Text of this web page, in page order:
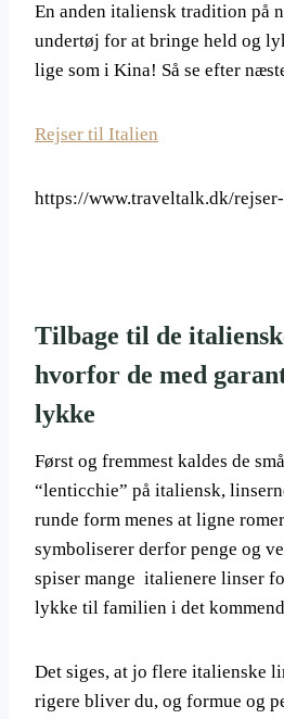
En anden italiensk tradition på
undertøj for at bringe held og
lige som i Kina! Så se efter
Rejser til Italien
https://www.traveltalk.dk/
Tilbage til de
hvorfor de med
lykke
Først og fremmest kaldes de
“lenticchie” på italiensk,
runde form menes at ligne
symboliserer derfor penge og
spiser mange italienere linser
lykke til familien i det
Det siges, at jo flere italienske
rigere bliver du, og formue og